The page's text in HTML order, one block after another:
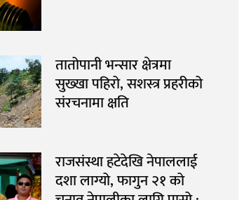
तातोपानी भन्सार क्षेत्रमा
सुख्खा पहिरो, सशस्त्र प्रहरीको
संरचनामा क्षति
राजसंस्था हटेदेखि नेपाललाई
दशा लाग्यो, फागुन २१ को